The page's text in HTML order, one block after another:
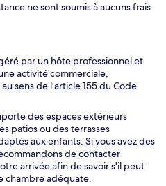
ne sont soumis à aucuns frais
par un hôte professionnel et
activité commerciale,
sens de l’article 155 du Code
des espaces extérieurs
patios ou des terrasses
aux enfants. Si vous avez des
de contacter
arrivée afin de savoir s'il peut
chambre adéquate.